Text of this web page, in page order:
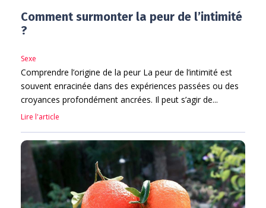
Comment surmonter la peur de l’intimité
?
Sexe
Comprendre l’origine de la peur La peur de l’intimité est
souvent enracinée dans des expériences passées ou des
croyances profondément ancrées. Il peut s’agir de...
Lire l'article